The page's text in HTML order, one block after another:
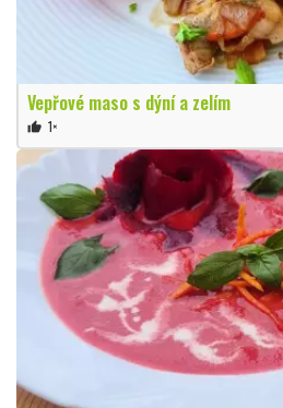
Vepřové maso s dýní a zelím
thumb_up 1×